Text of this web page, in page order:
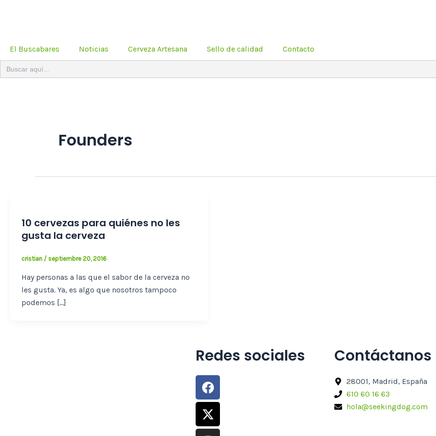
El Buscabares
Noticias Cerveza Artesana Sello de calidad Contacto
Buscar:
Founders
10 cervezas para quiénes no les
gusta la cerveza
cristian / septiembre 20, 2016
Hay personas a las que el sabor de la cerveza no
les gusta. Ya, es algo que nosotros tampoco
podemos […]
Redes sociales
Facebook
X-
twitter
Instagram
Contáctanos
28001, Madrid, España
610 60 16 63
hola@seekingdog.com